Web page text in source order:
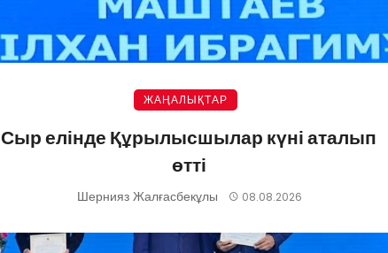
ЖАҢАЛЫҚТАР
Сыр елінде Құрылысшылар күні аталып
өтті
Шернияз Жалғасбекұлы 08.08.2026